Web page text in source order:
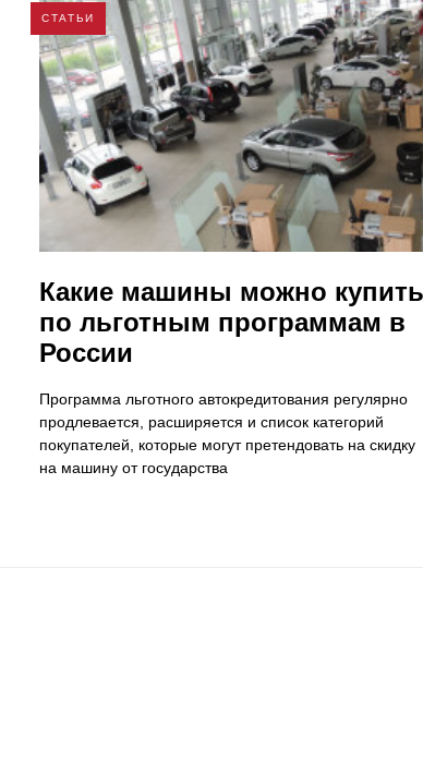
СТАТЬИ
Какие машины можно купить
по льготным программам в
России
Программа льготного автокредитования регулярно
продлевается, расширяется и список категорий
покупателей, которые могут претендовать на скидку
на машину от государства